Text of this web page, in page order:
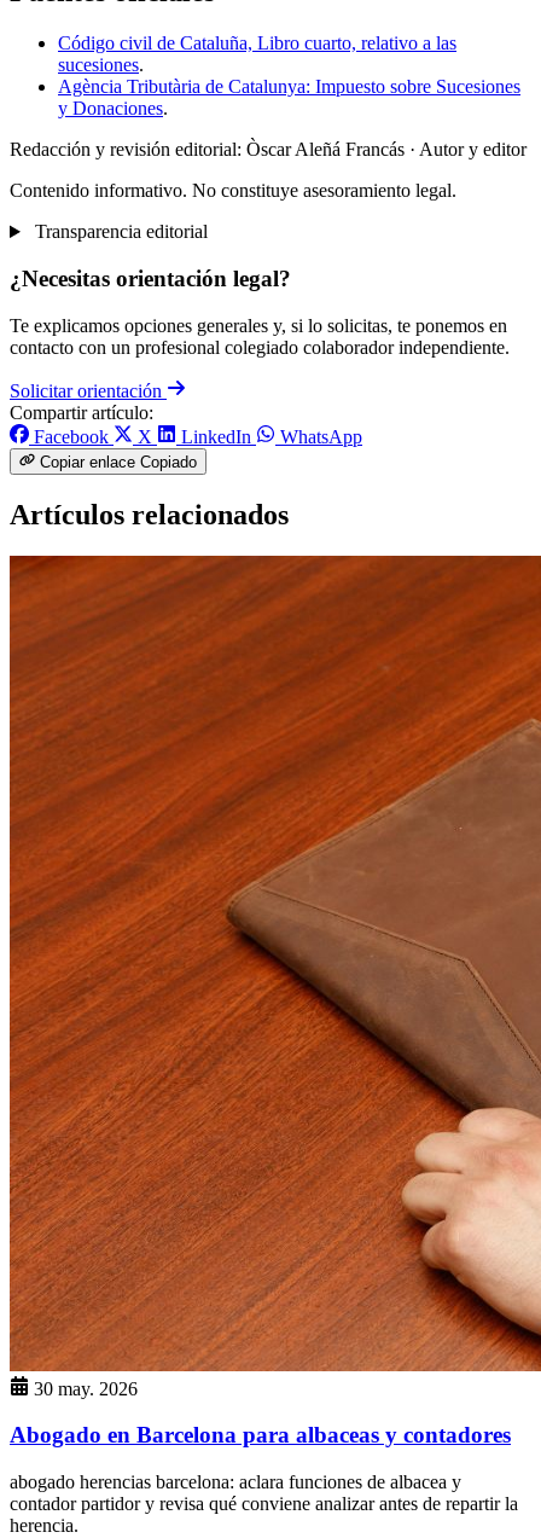
Código civil de Cataluña, Libro cuarto, relativo a las
sucesiones.
Agència Tributària de Catalunya: Impuesto sobre Sucesiones
y Donaciones.
Redacción y revisión editorial: Òscar Aleñá Francás · Autor y editor
Contenido informativo. No constituye asesoramiento legal.
Transparencia editorial
¿Necesitas orientación legal?
Te explicamos opciones generales y, si lo solicitas, te ponemos en
contacto con un profesional colegiado colaborador independiente.
Solicitar orientación
Compartir artículo:
Facebook
X LinkedIn WhatsApp
Copiar enlace Copiado
Artículos relacionados
30 may. 2026
Abogado en Barcelona para albaceas y contadores
abogado herencias barcelona: aclara funciones de albacea y
contador partidor y revisa qué conviene analizar antes de repartir la
herencia.